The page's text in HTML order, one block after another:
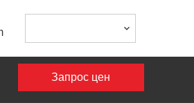
Запрос цен